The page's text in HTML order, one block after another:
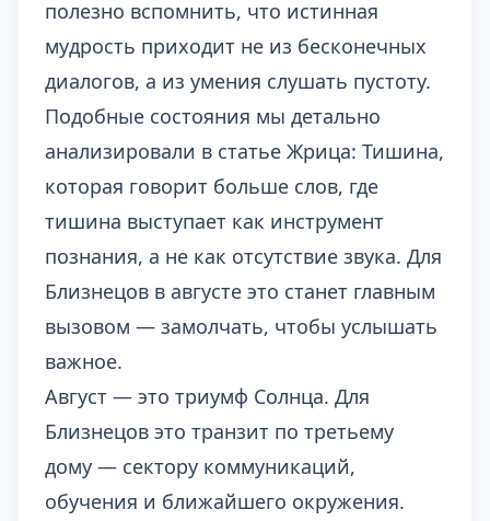
полезно вспомнить, что истинная
мудрость приходит не из бесконечных
диалогов, а из умения слушать пустоту.
Подобные состояния мы детально
анализировали в статье Жрица: Тишина,
которая говорит больше слов, где
тишина выступает как инструмент
познания, а не как отсутствие звука. Для
Близнецов в августе это станет главным
вызовом — замолчать, чтобы услышать
важное.
Август — это триумф Солнца. Для
Близнецов это транзит по третьему
дому — сектору коммуникаций,
обучения и ближайшего окружения.